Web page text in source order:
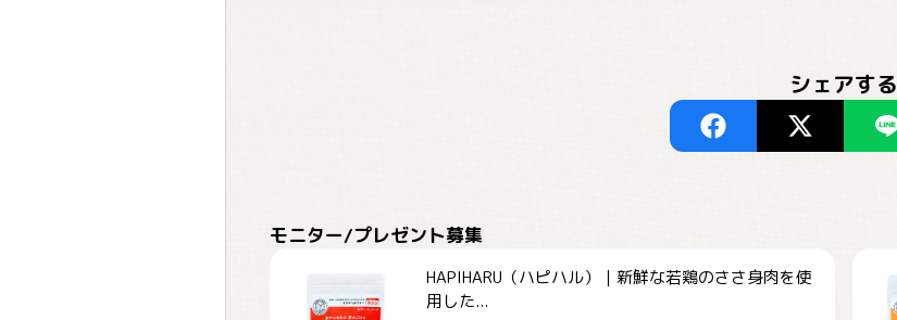
シェアする
モニター/プレゼント募集
HAPIHARU（ハピハル）｜新鮮な若鶏のささ身肉を使
用した...